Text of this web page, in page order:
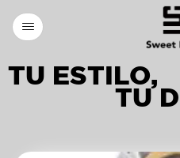
TU ESTILO,
TU